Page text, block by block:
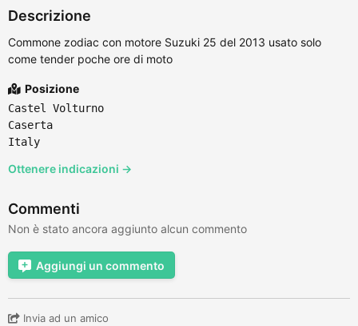
Descrizione
Commone zodiac con motore Suzuki 25 del 2013 usato solo
come tender poche ore di moto
Posizione
Castel Volturno
Caserta
Italy
Ottenere indicazioni →
Commenti
Non è stato ancora aggiunto alcun commento
Aggiungi un commento
Invia ad un amico